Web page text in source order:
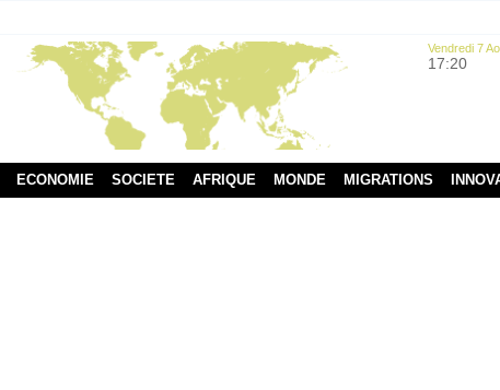
Vendredi 7
17:20
ECONOMIE SOCIETE AFRIQUE MONDE MIGRATIONS